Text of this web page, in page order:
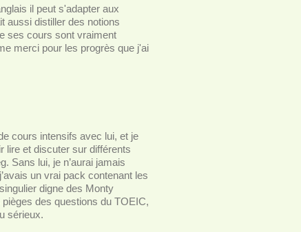
il peut s'adapter aux
aussi distiller des notions
ses cours sont vraiment
merci pour les progrès que j'ai
cours intensifs avec lui, et je
lire et discuter sur différents
Sans lui, je n’aurai jamais
un vrai pack contenant les
digne des Monty
des questions du TOEIC,
sérieux.